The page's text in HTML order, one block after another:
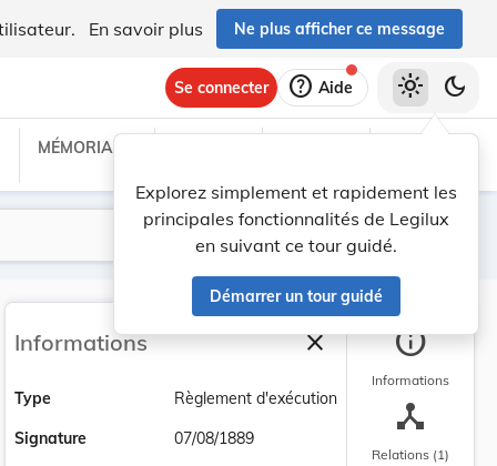
En savoir plus Ne plus afficher ce message
Se connecter help Aide
Explorez simplement et rapidement les
principales fonctionnalités de Legilux
en suivant ce tour guidé.
Démarrer un tour guidé
light_mode dark_mode
MÉMORIAL C
Lancer la recherche
Filtres
Informations closeFermer la barre
Type
Règlement d'exécution
Signature
07/08/1889
info
Informations
device_hub
Relations (1)